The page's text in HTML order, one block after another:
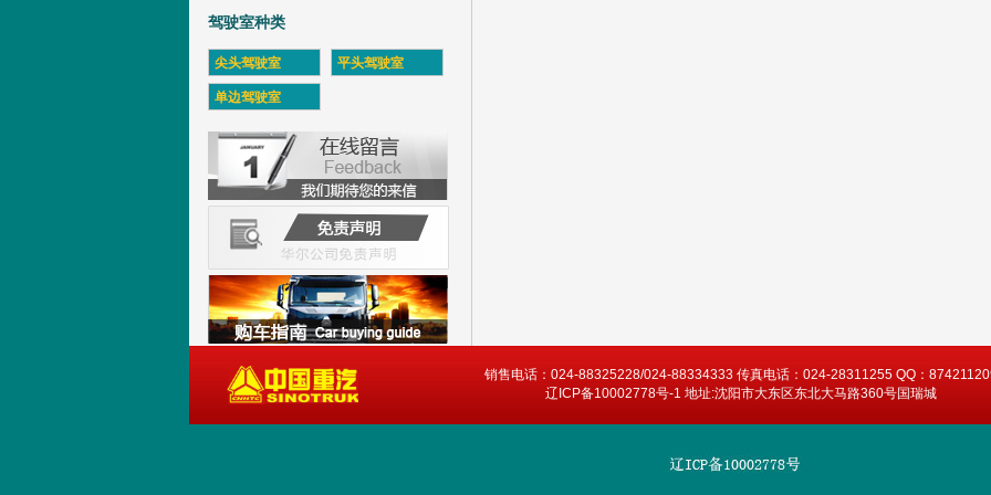
驾驶室种类
尖头驾驶室 平头驾驶室
单边驾驶室
销售电话：024-88325228/024-88334333 传真电话：024-28311255 QQ：
辽ICP备10002778号-1 地址:沈阳市大东区东北大马路360号国瑞城